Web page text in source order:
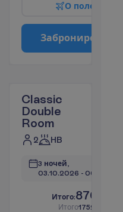
О поле
Заброниро
Classic
Double
Room
2 HB
3 ночей,
03.10.2026 - 06.10.2026
Итого:876.38
Итого1752.76